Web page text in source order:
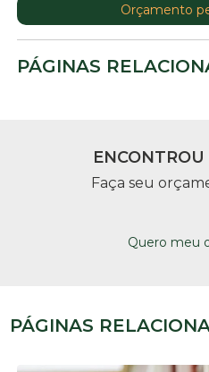
Orçamento
PÁGINAS
ENCONTROU
Faça seu
Quero meu
PÁGINAS